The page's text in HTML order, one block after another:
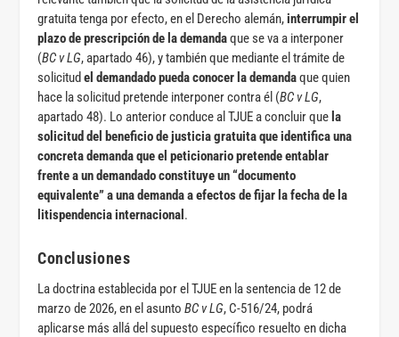
gratuita tenga por efecto, en el Derecho alemán,interrumpir el
plazo de prescripción de la demandaque se va a interponer
(BC v LG, apartado 46), y también que mediante el trámite de
solicitudel demandado pueda conocer la demandaque quien
hace la solicitud pretende interponer contra él (BC v LG,
apartado 48). Lo anterior conduce al TJUE a concluir que la
solicitud del beneficio de justicia gratuita que identifica una
concreta demanda que el peticionario pretende entablar
frente a un demandado constituye un “documento
equivalente” a una demanda a efectos de fijar la fecha de la
litispendencia internacional .
Conclusiones
La doctrina establecida por el TJUE en la sentencia de 12 de
marzo de 2026, en el asuntoBC v LG, C-516/24, podrá
aplicarse más allá del supuesto específico resuelto en dicha